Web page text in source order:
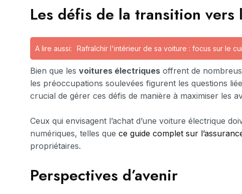
Les défis de la transition
A lire aussi: Rafraîchir l'intérieur de sa voiture : focus sur le
Bien que les voitures électriques offrent de
les préoccupations soulevées figurent les questions
crucial de gérer ces défis de manière à maximiser les
Ceux qui envisagent l’achat d’une voiture électrique
numériques, telles que ce guide complet sur
propriétaires.
Perspectives d’avenir